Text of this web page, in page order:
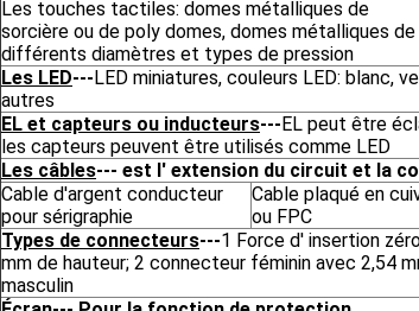
Les touches tactiles: domes métalliques de
sorcière ou de poly domes, domes métalliques de
différents diamètres et types de pression
Les LED--- LED miniatures, couleurs LED: blanc,
autres
EL et capteurs ou inducteurs--- EL peut être
les capteurs peuvent être utilisés comme LED
Les câbles--- est l' extension du circuit et la
Cable d'argent conducteur
pour sérigraphie
Cable plaqué en
ou FPC
Types de connecteurs---1 Force d' insertion
mm de hauteur; 2 connecteur féminin avec 2,54
masculin